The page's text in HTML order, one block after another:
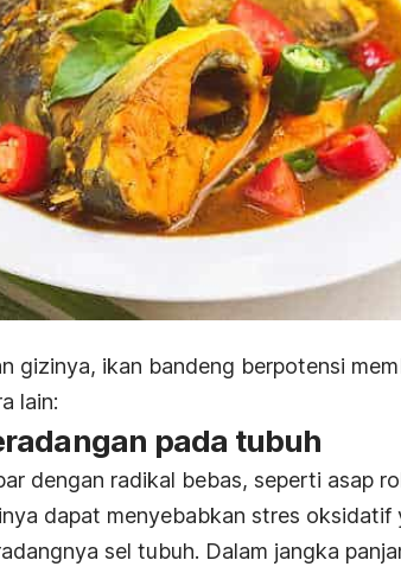
gizinya, ikan bandeng berpotensi
lain:
pada tubuh
dengan radikal bebas, seperti asap
dapat menyebabkan stres
sel tubuh. Dalam jangka